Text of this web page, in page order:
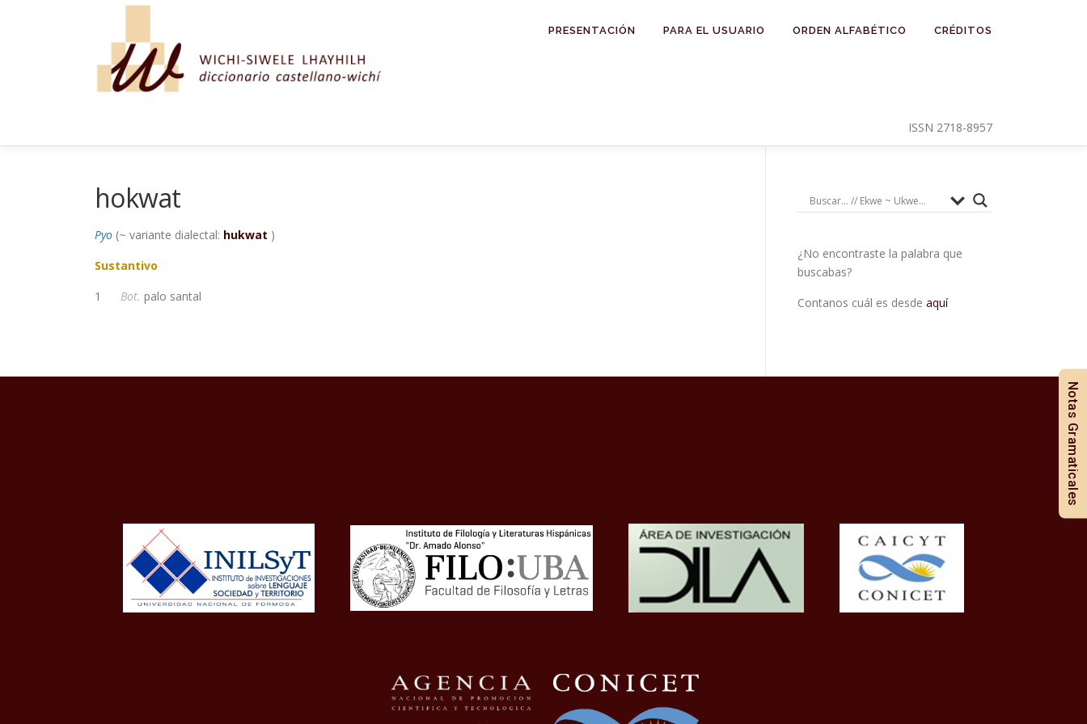
PRESENTACIÓN PARA EL USUARIO ORDEN ALFABÉTICO CRÉDITOS
ISSN 2718-8957
hokwat
Pyo (~ variante dialectal: hukwat )
Sustantivo
1 Bot. palo santal
¿No encontraste la palabra que
buscabas?
Contanos cuál es desde aquí
Notas Gramaticales